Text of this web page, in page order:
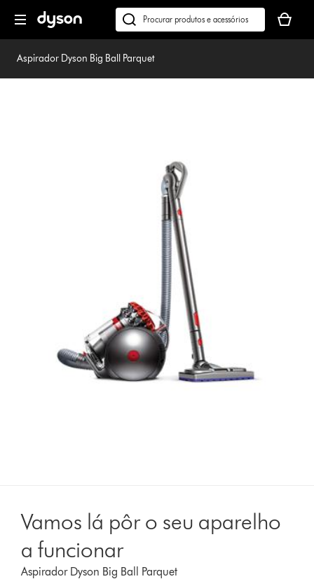
seguinte
Pesquisar
em
dyson.pt
seu
cesto
Aspirador Dyson Big Ball Parquet
Vamos lá pôr o seu aparelho
a funcionar
Aspirador Dyson Big Ball Parquet